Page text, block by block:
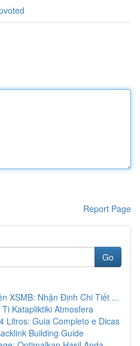
Report Page
Go
XSMB: Nhận Định Chi Tiết ...
Katapliktiki Atmosfera
Litros: Guia Completo e Dicas
Building Guide